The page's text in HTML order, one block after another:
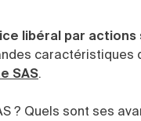
libéral par actions
SAS.
? Quels sont ses